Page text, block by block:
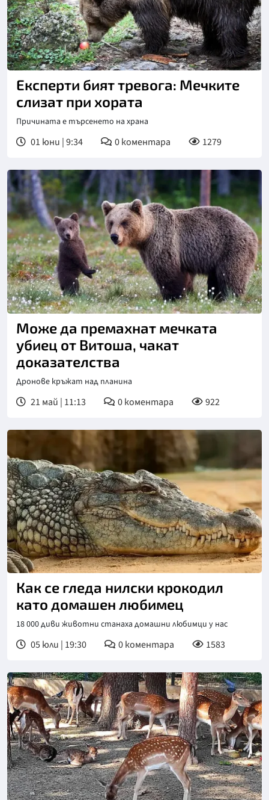
Експерти бият тревога: Мечките
слизат при хората
Причината е търсенето на храна
01 юни | 9:34 0коментара 1279
Може да премахнат мечката
убиец от Витоша, чакат
доказателства
Дронове кръжат над планина
21 май | 11:13 0коментара 922
Как се гледа нилски крокодил
като домашен любимец
18 000 диви животни станаха домашни любимци у нас
05 юли | 19:30 0коментара 1583